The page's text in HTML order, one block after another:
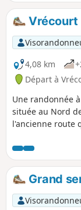
Vrécourt
4,08 km
Départ à
Une randonnée
située au Nord
l'ancienne route
Grand